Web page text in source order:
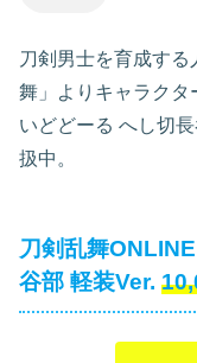
刀剣男士を育成す
舞」よりキャラクタ
いどどーる へし切
扱中。
刀剣乱舞
谷部 軽装Ver.